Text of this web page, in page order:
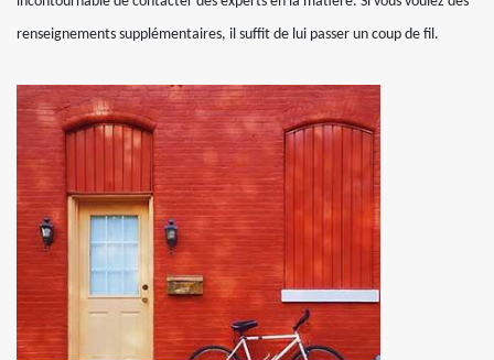
renseignements supplémentaires, il suffit de lui passer un coup de fil.